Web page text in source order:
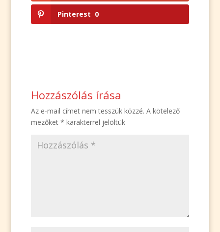
Pinterest 0
Hozzászólás írása
Az e-mail címet nem tesszük közzé. A kötelező
mezőket * karakterrel jelöltük